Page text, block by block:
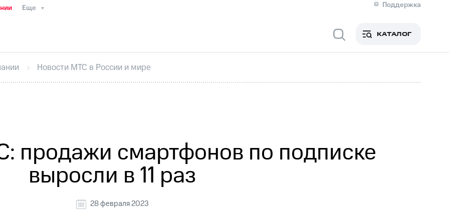
Еще
Поддержка
Медиа-центр
ИнтервьюФинансовая отчетностьКонтактыНовости в регионе
секретарьРаскрытие информации
кабинет акционераАкционерный капиталКонтроль и аудитРынок акций
КАТАЛОГ
Новости МТС в России и мире
продажи смартфонов по подписке
выросли в 11 раз
28 февраля 2023